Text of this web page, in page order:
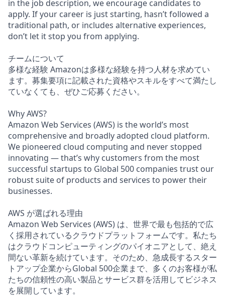
in the job description, we encourage candidates to
apply. If your career is just starting, hasn’t followed a
traditional path, or includes alternative experiences,
don’t let it stop you from applying.
チームについて
多様な経験 Amazonは多様な経験を持つ人材を求めてい
ます。募集要項に記載された資格やスキルをすべて満たし
ていなくても、ぜひご応募ください。
Why AWS?
Amazon Web Services (AWS) is the world’s most
comprehensive and broadly adopted cloud platform.
We pioneered cloud computing and never stopped
innovating — that’s why customers from the most
successful startups to Global 500 companies trust our
robust suite of products and services to power their
businesses.
AWS が選ばれる理由
Amazon Web Services (AWS) は、世界で最も包括的で広
く採用されているクラウドプラットフォームです。私たち
はクラウドコンピューティングのパイオニアとして、絶え
間ない革新を続けています。そのため、急成長するスター
トアップ企業からGlobal 500企業まで、多くのお客様が私
たちの信頼性の高い製品とサービス群を活用してビジネス
を展開しています。